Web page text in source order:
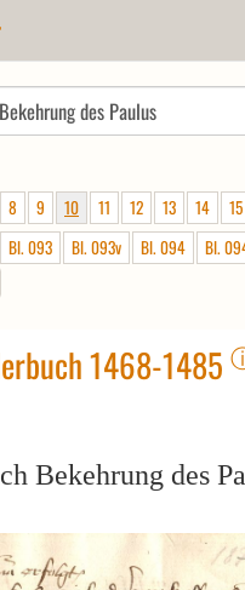
8 9 10 11 12 13 14
15
Bl. 093 Bl. 093v Bl. 094
Bl.
1468-1485
Bekehrung des